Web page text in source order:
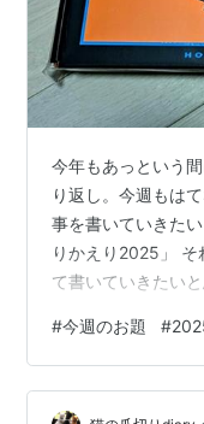
今年もあっという
り返し。今週もは
事を書いていきた
りかえり2025」 そ
て書いていきたい
2025年1月 お正月
過ごしていました
孤独のグルメ』が
#今週のお題 #